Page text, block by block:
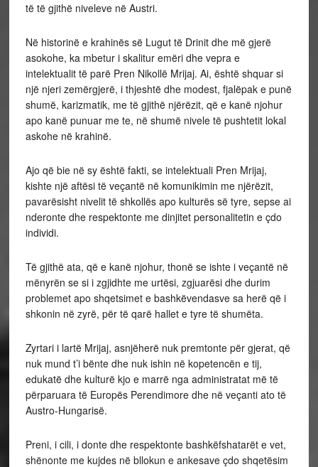
të të gjithë niveleve në Austri.
Në historinë e krahinës së Lugut të Drinit dhe më gjerë
asokohe, ka mbetur i skalitur emëri dhe vepra e
intelektualit të parë Pren Nikollë Mrijaj. Ai, është shquar si
një njeri zemërgjerë, i thjeshtë dhe modest, fjalëpak e punë
shumë, karizmatik, me të gjithë njërëzit, që e kanë njohur
apo kanë punuar me te, në shumë nivele të pushtetit lokal
askohe në krahinë.
Ajo që bie në sy është fakti, se intelektuali Pren Mrijaj,
kishte një aftësi të veçantë në komunikimin me njërëzit,
pavarësisht nivelit të shkollës apo kulturës së tyre, sepse ai
nderonte dhe respektonte me dinjitet personalitetin e çdo
individi.
Të gjithë ata, që e kanë njohur, thonë se ishte i veçantë në
mënyrën se si i zgjidhte me urtësi, zgjuarësi dhe durim
problemet apo shqetsimet e bashkëvendasve sa herë që i
shkonin në zyrë, për të qarë hallet e tyre të shumëta.
Zyrtari i lartë Mrijaj, asnjëherë nuk premtonte për gjerat, që
nuk mund t’i bënte dhe nuk ishin në kopetencën e tij,
edukatë dhe kulturë kjo e marrë nga administratat më të
përparuara të Europës Perendimore dhe në veçanti ato të
Austro-Hungarisë.
Preni, i cili, i donte dhe respektonte bashkëfshatarët e vet,
shënonte me kujdes në bllokun e ankesave çdo shqetësim